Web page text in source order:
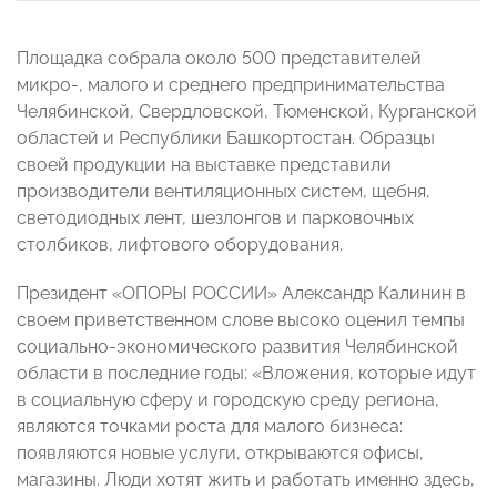
Площадка собрала около 500 представителей
микро-, малого и среднего предпринимательства
Челябинской, Свердловской, Тюменской, Курганской
областей и Республики Башкортостан. Образцы
своей продукции на выставке представили
производители вентиляционных систем, щебня,
светодиодных лент, шезлонгов и парковочных
столбиков, лифтового оборудования.
Президент «ОПОРЫ РОССИИ» Александр Калинин в
своем приветственном слове высоко оценил темпы
социально-экономического развития Челябинской
области в последние годы: «Вложения, которые идут
в социальную сферу и городскую среду региона,
являются точками роста для малого бизнеса:
появляются новые услуги, открываются офисы,
магазины. Люди хотят жить и работать именно здесь,